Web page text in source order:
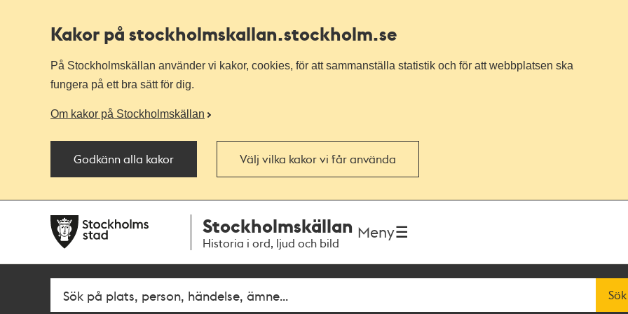
Kakor på stockholmskallan.stockholm.se
På Stockholmskällan använder vi kakor, cookies, för att sammanställa statistik och för att webbplatsen ska
fungera på ett bra sätt för dig.
Om kakor på Stockholmskällan
Godkänn alla kakor Välj vilka kakor vi får använda
navigationen
huvudinnehållet
Stockholmskällan
Historia i ord, ljud och bild
Meny
Fritextsök Sök